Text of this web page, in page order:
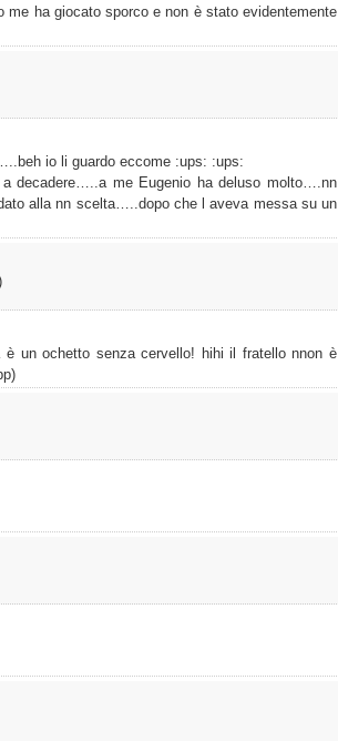
ha giocato sporco e non è stato evidentemente
io li guardo eccome :ups: :ups:
decadere…..a me Eugenio ha deluso molto….nn
alla nn scelta…..dopo che l aveva messa su un
un ochetto senza cervello! hihi il fratello nnon è